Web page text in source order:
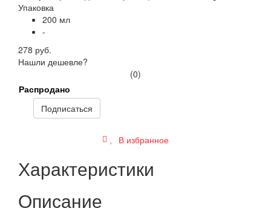
Упаковка
200 мл
-
278 руб.
Нашли дешевле?
(0)
Распродано
Подписаться
В избранное
Характеристики
Описание